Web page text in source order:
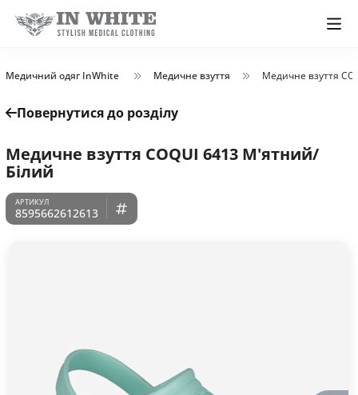
Медичний одяг InWhite Медичне взуття Медичне взуття
Повернутися до розділу
Медичне взуття COQUI 6413 М'ятний/
Білий
8595662612613